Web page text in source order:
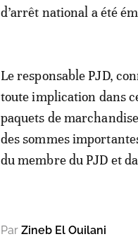
d’arrêt national a été
Le responsable PJD,
toute implication dans
paquets de
des sommes
du membre du PJD et
Par Zineb El Ouilani